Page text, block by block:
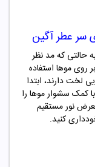
سر عطر آگین
حالتی که مد نظر
روی موها استفاده
لخت دارند، ابتدا
کمک سشوار موها را
نور مستقیم
کنید.